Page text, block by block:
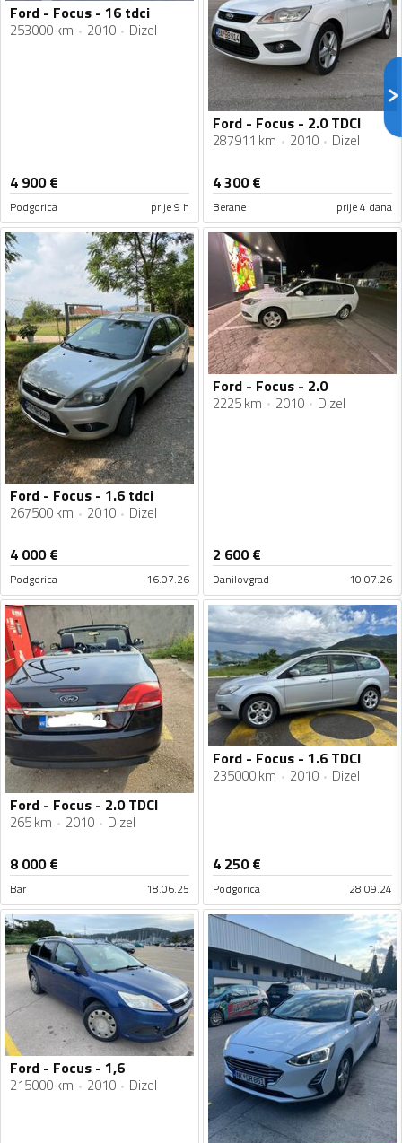
Ford - Focus - 16 tdci
253000 km 2010 Dizel
4 900€
Podgorica prije 9 h
Ford - Focus - 2.0 TDCI
287911 km 2010 Dizel
4 300€
Berane prije 4 dana
Ford - Focus - 1.6 tdci
267500 km 2010 Dizel
4 000€
Podgorica 16.07.26
Ford - Focus - 2.0
2225 km 2010 Dizel
2 600€
Danilovgrad 10.07.26
Ford - Focus - 2.0 TDCI
265 km 2010 Dizel
8 000€
Bar 18.06.25
Ford - Focus - 1.6 TDCI
235000 km 2010 Dizel
4 250€
Podgorica 28.09.24
Ford - Focus - 1,6
215000 km 2010 Dizel